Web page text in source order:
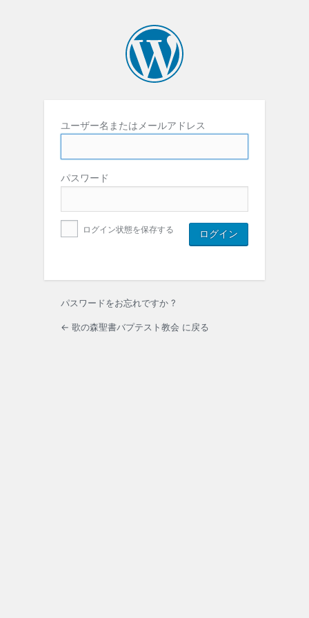
ユーザー名またはメールアドレス
パスワード
ログイン状態を保存する
パスワードをお忘れですか ?
← 歌の森聖書バプテスト教会 に戻る